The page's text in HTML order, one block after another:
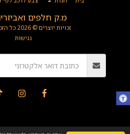
מ.ק חלפים
זכויות יוצרים © 2026 כל הזכויות שמורות
נגישות